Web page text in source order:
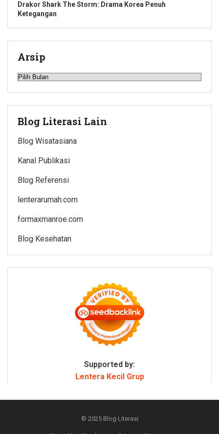
Drakor Shark The Storm: Drama Korea Penuh
Ketegangan
Arsip
Arsip
Blog Literasi Lain
Blog Wisatasiana
Kanal Publikasi
Blog Referensi
lenterarumah.com
formaxmanroe.com
Blog Kesehatan
Supported by:
Lentera Kecil Grup
© 2025 Blog Literasi